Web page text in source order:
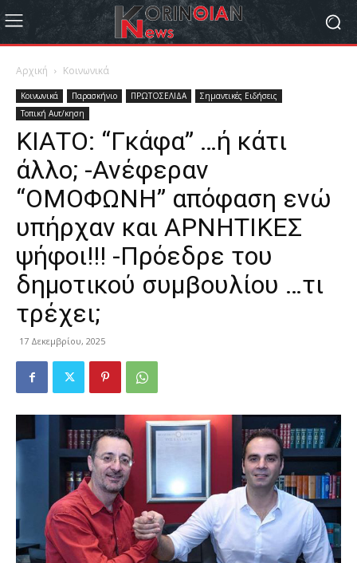
Αρχική Κοινωνικά
Κοινωνικά Παρασκήνιο ΠΡΩΤΟΣΕΛΙΔΑ
Σημαντικές Ειδήσεις
Τοπική Αυτ/κηση
ΚΙΑΤΟ: “Γκάφα” …ή κάτι
άλλο; -Ανέφεραν
“ΟΜΟΦΩΝΗ” απόφαση ενώ
υπήρχαν και ΑΡΝΗΤΙΚΕΣ
ψήφοι!!! -Πρόεδρε του
δημοτικού συμβουλίου …τι
τρέχει;
17 Δεκεμβρίου, 2025